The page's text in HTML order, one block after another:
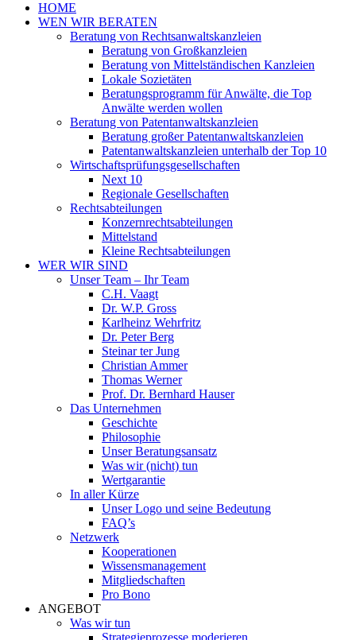
HOME
WEN WIR BERATEN
Beratung von Rechtsanwaltskanzleien
Beratung von Großkanzleien
Beratung von Mittelständischen Kanzleien
Lokale Sozietäten
Beratungsprogramm für Anwälte, die Top
Anwälte werden wollen
Beratung von Patentanwaltskanzleien
Beratung großer Patentanwaltskanzleien
Patentanwaltskanzleien unterhalb der Top 10
Wirtschaftsprüfungsgesellschaften
Next 10
Regionale Gesellschaften
Rechtsabteilungen
Konzernrechtsabteilungen
Mittelstand
Kleine Rechtsabteilungen
WER WIR SIND
Unser Team – Ihr Team
C.H. Vaagt
Dr. W.P. Gross
Karlheinz Wehrfritz
Dr. Peter Berg
Steinar ter Jung
Christian Ammer
Thomas Werner
Prof. Dr. Bernhard Hauser
Das Unternehmen
Geschichte
Philosophie
Unser Beratungsansatz
Was wir (nicht) tun
Wertgarantie
In aller Kürze
Unser Logo und seine Bedeutung
FAQ’s
Netzwerk
Kooperationen
Wissensmanagement
Mitgliedschaften
Pro Bono
ANGEBOT
Was wir tun
Strategieprozesse moderieren